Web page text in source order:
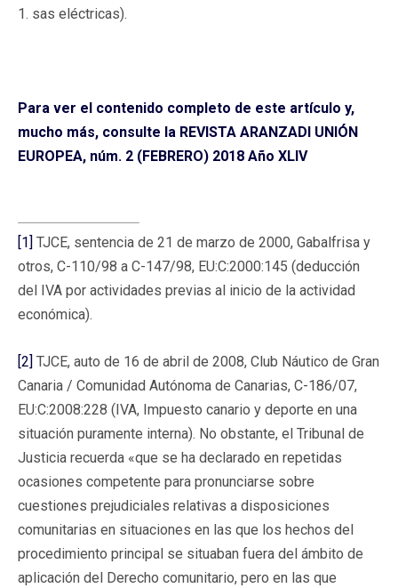
1. sas eléctricas).
Para ver el contenido completo de este artículo y,
mucho más, consulte la REVISTA ARANZADI UNIÓN
EUROPEA, núm. 2 (FEBRERO) 2018 Año XLIV
[1] TJCE, sentencia de 21 de marzo de 2000, Gabalfrisa y
otros, C-110/98 a C-147/98, EU:C:2000:145 (deducción
del IVA por actividades previas al inicio de la actividad
económica).
[2] TJCE, auto de 16 de abril de 2008, Club Náutico de Gran
Canaria / Comunidad Autónoma de Canarias, C-186/07,
EU:C:2008:228 (IVA, Impuesto canario y deporte en una
situación puramente interna). No obstante, el Tribunal de
Justicia recuerda «que se ha declarado en repetidas
ocasiones competente para pronunciarse sobre
cuestiones prejudiciales relativas a disposiciones
comunitarias en situaciones en las que los hechos del
procedimiento principal se situaban fuera del ámbito de
aplicación del Derecho comunitario, pero en las que